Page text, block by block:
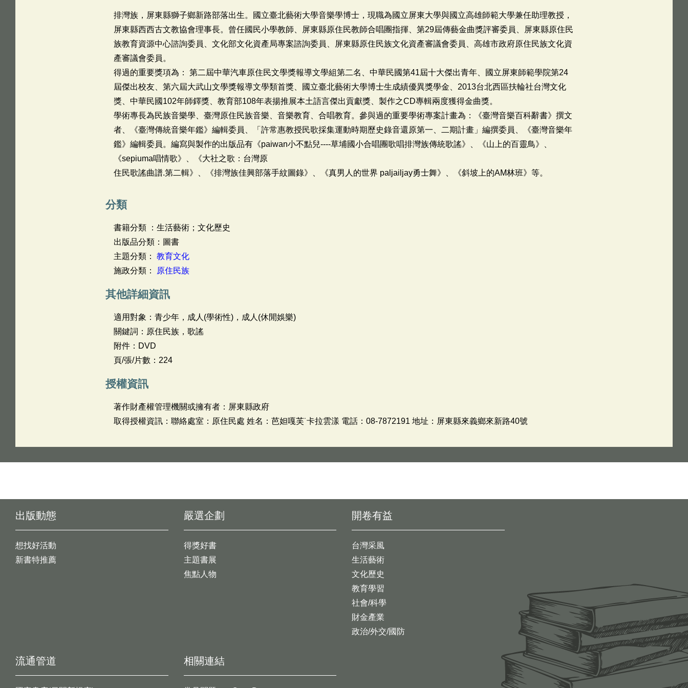
排灣族，屏東縣獅子鄉新路部落出生。國立臺北藝術大學音樂學博士，現職為國立屏東大學與國立高雄師範大學兼任助理教授，
屏東縣西西古文教協會理事長。曾任國民小學教師、屏東縣原住民教師合唱團指揮、第29屆傳藝金曲獎評審委員、屏東縣原住民
族教育資源中心諮詢委員、文化部文化資產局專案諮詢委員、屏東縣原住民族文化資產審議會委員、高雄市政府原住民族文化資
產審議會委員。
得過的重要獎項為： 第二屆中華汽車原住民文學獎報導文學組第二名、中華民國第41屆十大傑出青年、國立屏東師範學院第24
屆傑出校友、第六屆大武山文學獎報導文學類首獎、國立臺北藝術大學博士生成績優異獎學金、2013台北西區扶輪社台灣文化
獎、中華民國102年師鐸獎、教育部108年表揚推展本土語言傑出貢獻獎、製作之CD專輯兩度獲得金曲獎。
學術專長為民族音樂學、臺灣原住民族音樂、音樂教育、合唱教育。參與過的重要學術專案計畫為：《臺灣音樂百科辭書》撰文
者、《臺灣傳統音樂年鑑》編輯委員、「許常惠教授民歌採集運動時期歷史錄音還原第一、二期計畫」編撰委員、《臺灣音樂年
鑑》編輯委員。編寫與製作的出版品有《paiwan小不點兒----草埔國小合唱團歌唱排灣族傳統歌謠》、《山上的百靈鳥》、
《sepiuma唱情歌》、《大社之歌：台灣原
住民歌謠曲譜.第二輯》、《排灣族佳興部落手紋圖錄》、《真男人的世界 paljailjay勇士舞》、《斜坡上的AM林班》等。
分類
書籍分類 ：生活藝術；文化歷史
出版品分類：圖書
主題分類： 教育文化
施政分類：
原住民族
其他詳細資訊
適用對象：青少年，成人(學術性)，成人(休閒娛樂)
關鍵詞：原住民族，歌謠
附件：DVD
頁/張/片數：224
授權資訊
著作財產權管理機關或擁有者：屏東縣政府
取得授權資訊：聯絡處室：原住民處 姓名：芭妲嘎芙˙卡拉雲漾 電話：08-7872191 地址：屏東縣來義鄉來新路40號
出版動態
想找好活動
新書特推薦
開卷有益
台灣采風
生活藝術
文化歷史
教育學習
社會/科學
財金產業
政治/外交/國防
嚴選企劃
得獎好書
主題書展
焦點人物
流通管道 相關連結